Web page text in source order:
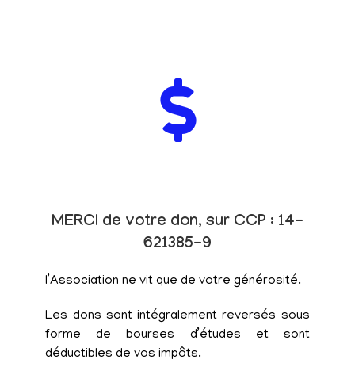
MERCI de votre don, sur CCP : 14-
621385-9
l’Association ne vit que de votre générosité.
Les dons sont intégralement reversés sous
forme de bourses d’études et sont
déductibles de vos impôts.